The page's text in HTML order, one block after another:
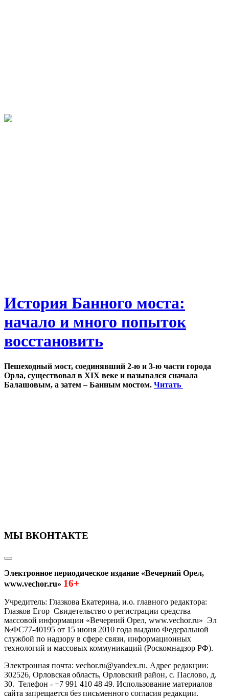
История Банного моста:
начало и много попыток
восстановить
Пешеходный мост, соединявший 2-ю и 3-ю части города
Орла, существовал в XIX веке и назывался сначала
Балашовым, а затем – Банным мостом. Читать
МЫ ВКОНТАКТЕ
Электронное периодическое издание «Вечерний Орел,
www.vechor.ru» 16+
Учредитель: Глазкова Екатерина, и.о. главного редактора:
Глазков Егор Свидетельство о регистрации средства
массовой информации «Вечерний Орел, www.vechor.ru» Эл
№ФС77-40195 от 15 июня 2010 года выдано Федеральной
службой по надзору в сфере связи, информационных
технологий и массовых коммуникаций (Роскомнадзор РФ).
Электронная почта: vechor.ru@yandex.ru. Адрес редакции:
302526, Орловская область, Орловский район, с. Паслово, д.
30. Телефон - +7 991 410 48 49. Использование материалов
сайта запрещается без письменного согласия редакции.